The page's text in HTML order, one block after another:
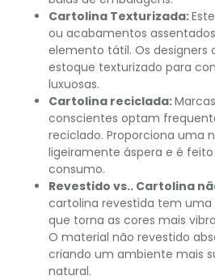
Cartolina Texturizada:
ou acabamentos
elemento tátil. Os
estoque texturizado para
luxuosas.
Cartolina reciclada:
conscientes optam
reciclado. Proporciona uma
ligeiramente áspera e é
consumo.
Revestido vs.. Cartolina
cartolina revestida tem uma
que torna as cores mais
O material não revestido
criando um ambiente mais
natural.